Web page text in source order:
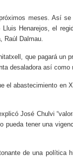
meses. Así
Henarejos, el
Raúl Dalmau.
que pagará un
desaladora así
el abastecimiento en
José Chulvi
pueda tener una
de una política